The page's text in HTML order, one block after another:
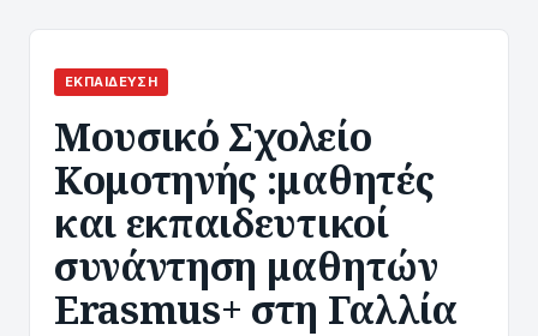
ΕΚΠΑΊΔΕΥΣΗ
Μουσικό Σχολείο
Κομοτηνής :μαθητές
και εκπαιδευτικοί
συνάντηση μαθητών
Erasmus+ στη Γαλλία